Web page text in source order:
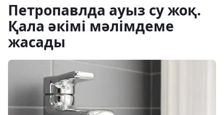
Петропавлда ауыз су жоқ.
Қала әкімі мәлімдеме
жасады